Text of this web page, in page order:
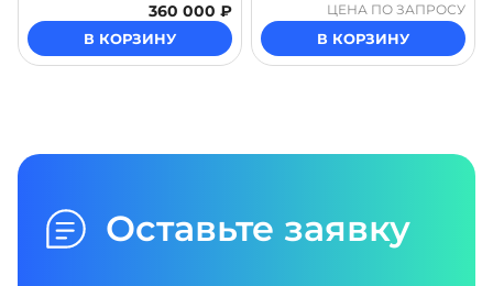
устройство дробилки
роторной системы
подготовки угля ТЭЦ"
360 000 ₽
В КОРЗИНУ
ЦЕНА ПО ЗАПРОСУ
В КОРЗИНУ
Оставьте заявку